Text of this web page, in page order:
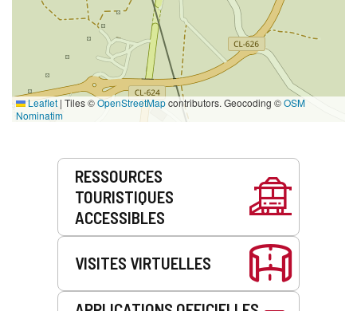
Leaflet | Tiles ©OpenStreetMapcontributors. Geocoding ©OSM
Nominatim
Prestations
RESSOURCES
TOURISTIQUES
ACCESSIBLES
VISITES VIRTUELLES